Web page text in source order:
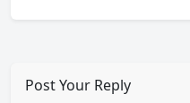
Post Your Reply